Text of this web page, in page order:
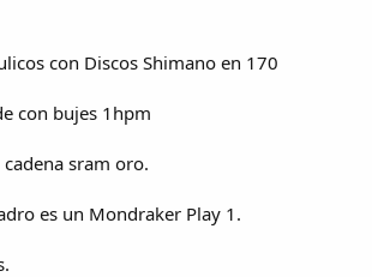
con Discos Shimano en 170
con bujes 1hpm
sram oro.
es un Mondraker Play 1.